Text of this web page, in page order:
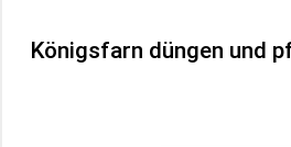
Königsfarn düngen und